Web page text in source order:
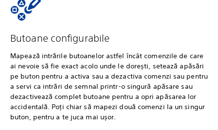
Butoane configurabile
Mapează intrările butoanelor astfel încât comenzile de care
ai nevoie să fie exact acolo unde le dorești, setează apăsări
pe buton pentru a activa sau a dezactiva comenzi sau pentru
a servi ca intrări de semnal printr-o singură apăsare sau
dezactivează complet butoane pentru a opri apăsarea lor
accidentală. Poți chiar să mapezi două comenzi la un singur
buton, pentru a te juca mai ușor.